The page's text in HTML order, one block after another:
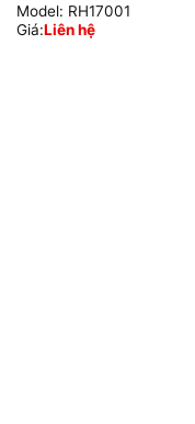
Model: RH17001
Giá:Liên hệ